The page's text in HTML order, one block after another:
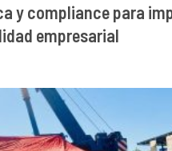
y compliance para
empresarial